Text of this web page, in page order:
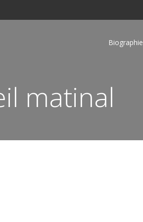
Biographie
matinal